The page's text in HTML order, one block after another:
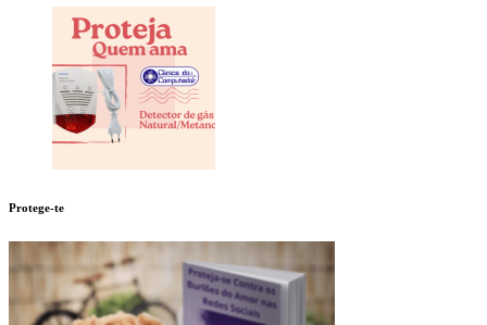
Protege-te